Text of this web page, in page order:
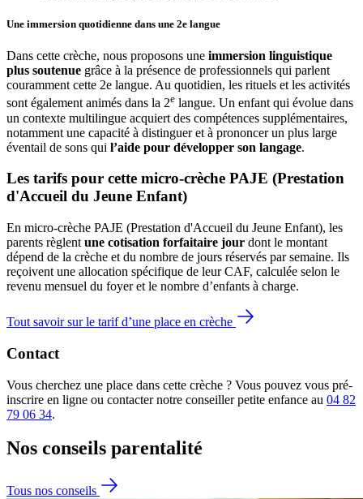
Une immersion quotidienne dans une 2e langue
Dans cette crèche, nous proposons une immersion linguistique
plus soutenue grâce à la présence de professionnels qui parlent
couramment cette 2e langue. Au quotidien, les rituels et les activités
sont également animés dans la 2e langue. Un enfant qui évolue dans
un contexte multilingue acquiert des compétences supplémentaires,
notamment une capacité à distinguer et à prononcer un plus large
éventail de sons qui l’aide pour développer son langage.
Les tarifs pour cette micro-crèche PAJE (Prestation
d'Accueil du Jeune Enfant)
En micro-crèche PAJE (Prestation d'Accueil du Jeune Enfant), les
parents règlent une cotisation forfaitaire jour dont le montant
dépend de la crèche et du nombre de jours réservés par semaine. Ils
reçoivent une allocation spécifique de leur CAF, calculée selon le
revenu mensuel du foyer et le nombre d’enfants à charge.
Tout savoir sur le tarif d’une place en crèche
Contact
Vous cherchez une place dans cette crèche ? Vous pouvez vous pré-
inscrire en ligne ou contacter notre conseiller petite enfance au 04 82
79 06 34.
Nos conseils parentalité
Tous nos conseils